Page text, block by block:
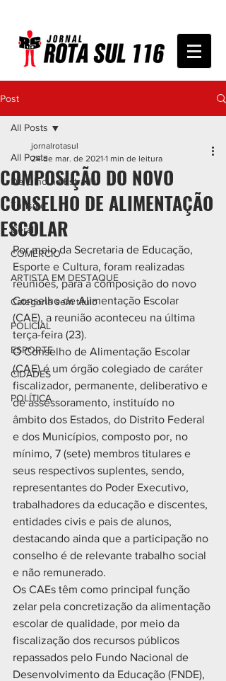
Post
All Posts
De Olho na Estrada
Turismo
Geral
COMÉRCIO
ARTISTA EM DESTAQUE
Categoria sem título
POLICIAL
ESPORTE
CIDADES
POLÍTICA
All Posts
COMPOSIÇÃO DO NOVO
CONSELHO DE ALIMENTAÇÃO
ESCOLAR
jornalrotasul
24 de mar. de 2021 1 min de leitura
Por meio da Secretaria de Educação,
Esporte e Cultura, foram realizadas
reuniões, para a composição do novo
Conselho de Alimentação Escolar
(CAE), a reunião aconteceu na última
terça-feira (23).
O Conselho de Alimentação Escolar
(CAE) é um órgão colegiado de caráter
fiscalizador, permanente, deliberativo e
de assessoramento, instituído no
âmbito dos Estados, do Distrito Federal
e dos Municípios, composto por, no
mínimo, 7 (sete) membros titulares e
seus respectivos suplentes, sendo,
representantes do Poder Executivo,
trabalhadores da educação e discentes,
entidades civis e pais de alunos,
destacando ainda que a participação no
conselho é de relevante trabalho social
e não remunerado.
Os CAEs têm como principal função
zelar pela concretização da alimentação
escolar de qualidade, por meio da
fiscalização dos recursos públicos
repassados pelo Fundo Nacional de
Desenvolvimento da Educação (FNDE),